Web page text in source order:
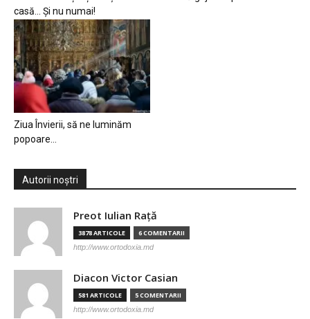
casă… Și nu numai!
Ziua Învierii, să ne luminăm
popoare…
Autorii noștri
Preot Iulian Raţă
3878 ARTICOLE 6 COMENTARII
http://www.ortodoxia.md
Diacon Victor Casian
581 ARTICOLE 5 COMENTARII
http://www.ortodoxia.md